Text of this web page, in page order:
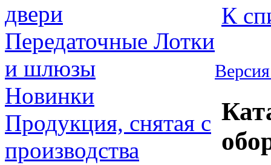
двери
Передаточные Лотки
и шлюзы
Новинки
Продукция, снятая с
производства
К